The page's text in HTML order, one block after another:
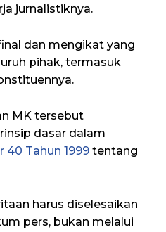
jurnalistiknya.
dan mengikat yang
pihak, termasuk
MK tersebut
dasar dalam
40 Tahun 1999 tentang
harus diselesaikan
pers, bukan melalui